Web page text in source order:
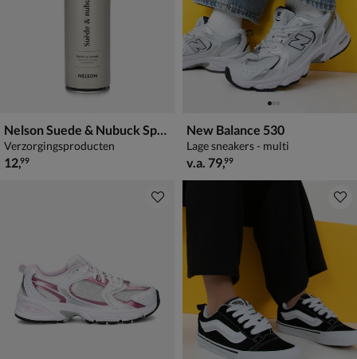
Nelson Suede & Nubuck Spray
Verzorgingsproducten
€ 12,99
12,99
New Balance 530
Lage sneakers - multi
vanaf € 79,99
v.a. 79,99